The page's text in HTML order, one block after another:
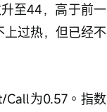
至44，高于前一
过热，但已经不
Call为0.57。指数